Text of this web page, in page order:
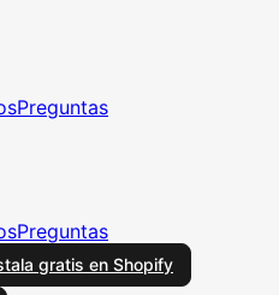
Preguntas
Preguntas
gratis en Shopify